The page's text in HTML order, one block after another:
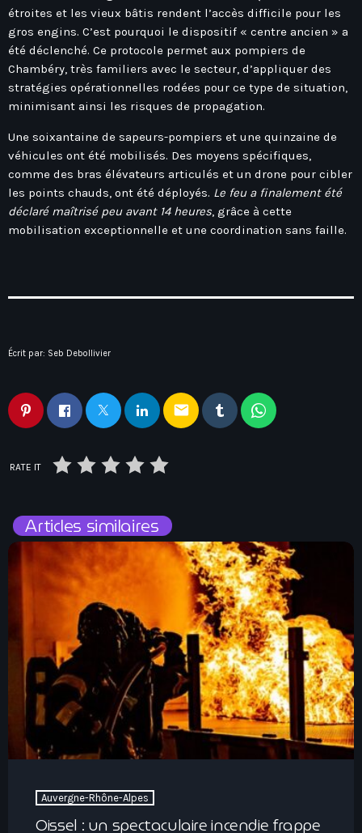
étroites et les vieux bâtis rendent l’accès difficile pour les
gros engins. C’est pourquoi le dispositif « centre ancien » a
été déclenché. Ce protocole permet aux pompiers de
Chambéry, très familiers avec le secteur, d’appliquer des
stratégies opérationnelles rodées pour ce type de situation,
minimisant ainsi les risques de propagation.
Une soixantaine de sapeurs-pompiers et une quinzaine de
véhicules ont été mobilisés. Des moyens spécifiques,
comme des bras élévateurs articulés et un drone pour cibler
les points chauds, ont été déployés. Le feu a finalement été
déclaré maîtrisé peu avant 14 heures, grâce à cette
mobilisation exceptionnelle et une coordination sans faille.
Écrit par: Seb Debollivier
email
RATE IT
Articles similaires
Auvergne-Rhône-Alpes
Oissel : un spectaculaire incendie frappe